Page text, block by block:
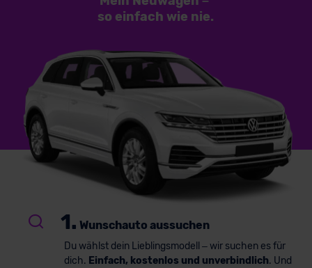
so einfach wie nie.
1. Wunschauto aussuchen
Du wählst dein Lieblingsmodell – wir suchen es für
dich. Einfach, kostenlos und unverbindlich. Und